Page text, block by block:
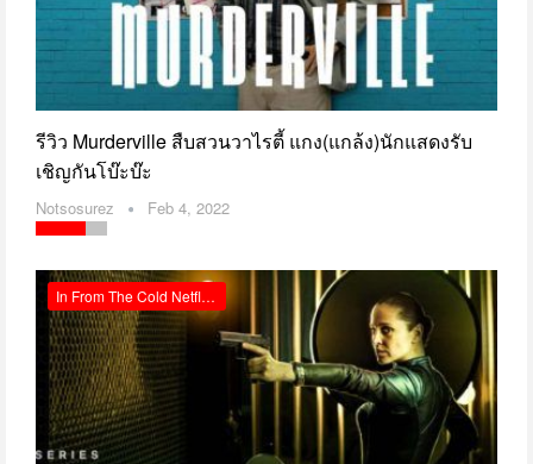
รีวิว Murderville สืบสวนวาไรตี้ แกง(แกล้ง)นักแสดงรับ
เชิญกันโบ๊ะบ๊ะ
Notsosurez Feb 4, 2022
In From The Cold Netflix รีวิว